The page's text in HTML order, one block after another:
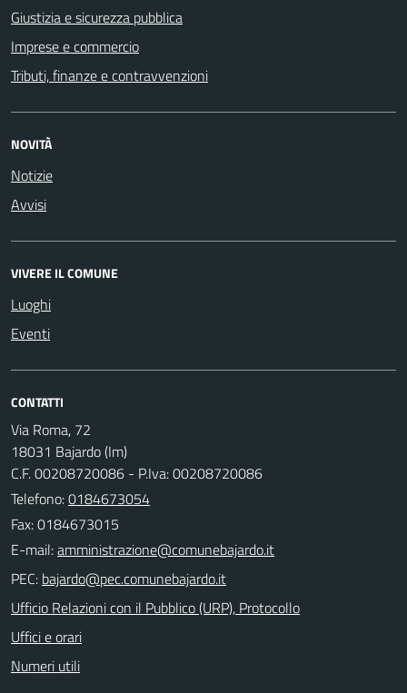
Giustizia e sicurezza pubblica
Imprese e commercio
Tributi, finanze e contravvenzioni
NOVITÀ
Notizie
Avvisi
VIVERE IL COMUNE
Luoghi
Eventi
CONTATTI
Via Roma, 72
18031 Bajardo (Im)
C.F. 00208720086 - P.Iva: 00208720086
Telefono:0184673054
Fax: 0184673015
E-mail:
PEC:
Ufficio Relazioni con il Pubblico (URP), Protocollo
Uffici e orari
Numeri utili